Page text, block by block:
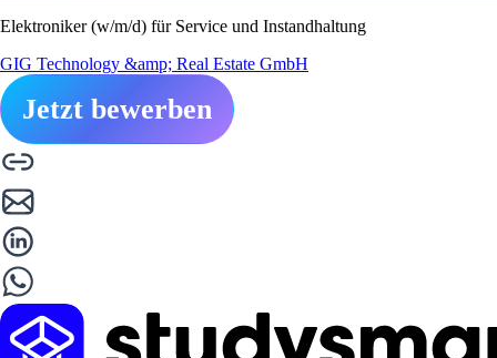
Elektroniker (w/m/d) für Service und Instandhaltung
GIG Technology &amp; Real Estate GmbH
Jetzt bewerben